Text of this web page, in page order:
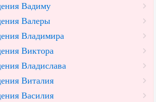
Вадиму
Валеры
Владимира
Виктора
Владислава
Виталия
Василия